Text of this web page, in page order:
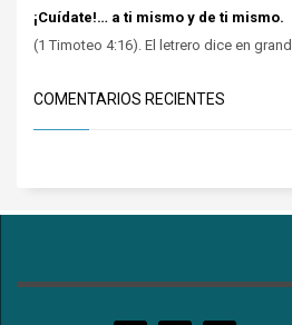
¡Cuídate!… a ti mismo y de ti mismo.
(1 Timoteo 4:16). El letrero dice en
COMENTARIOS RECIENTES